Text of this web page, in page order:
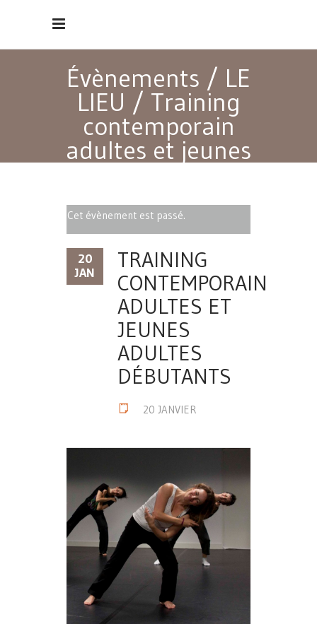
Évènements / LE
LIEU / Training
contemporain
adultes et jeunes
Cet évènement est passé.
20
JAN
TRAINING
CONTEMPORAIN
ADULTES ET
JEUNES
ADULTES
DÉBUTANTS
20 JANVIER